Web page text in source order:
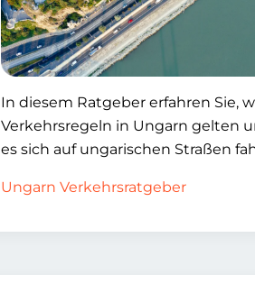
In diesem Ratgeber erfahren Sie,
Verkehrsregeln in Ungarn gelten
es sich auf ungarischen Straßen
Ungarn Verkehrsratgeber